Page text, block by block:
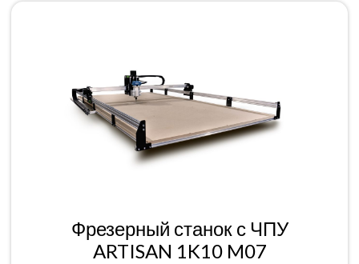
Фрезерный станок с ЧПУ
ARTISAN 1K10 M07